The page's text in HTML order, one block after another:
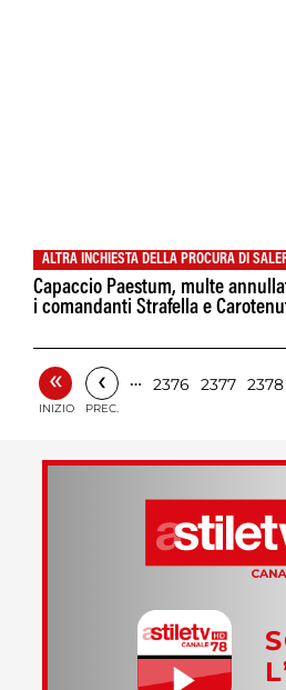
ALTRA INCHIESTA DELLA PROCURA DI
Capaccio Paestum, multe
i comandanti Strafella e
«
INIZIO
‹
PREC.
… 2376 2377 2378